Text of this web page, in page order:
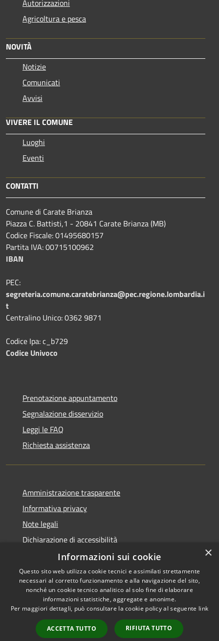
Autorizzazioni
Agricoltura e pesca
NOVITÀ
Notizie
Comunicati
Avvisi
VIVERE IL COMUNE
Luoghi
Eventi
CONTATTI
Comune di Carate Brianza
Piazza C. Battisti,1 - 20841 Carate Brianza (MB)
Codice Fiscale: 01495680157
Partita IVA: 00715100962
IBAN
PEC:
segreteria.comune.caratebrianza@pec.regione.lombardia.i
t
Centralino Unico: 0362 9871
Codice Ipa: c_b729
Codice Univoco
Prenotazione appuntamento
Segnalazione disservizio
Leggi le FAQ
Richiesta assistenza
Amministrazione trasparente
Informativa privacy
Note legali
Dichiarazione di accessibilità
Accessibilità
Privacy
Mappa del sito
×
Informazioni sui cookie
Questo sito web utilizza cookie tecnici e assimilati strettamente
necessari al corretto funzionamento e alla navigazione del sito,
nonché un cookie tecnico analitico al solo fine di elaborare
informazioni statistiche, aggregate e anonime.
Per maggiori dettagli, può consultare la cookie policy al seguente link
ACCETTA TUTTO RIFIUTA TUTTO